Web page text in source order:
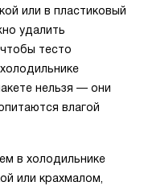
или в пластиковый
удалить
тесто
нельзя — они
влагой
в холодильнике
или крахмалом,